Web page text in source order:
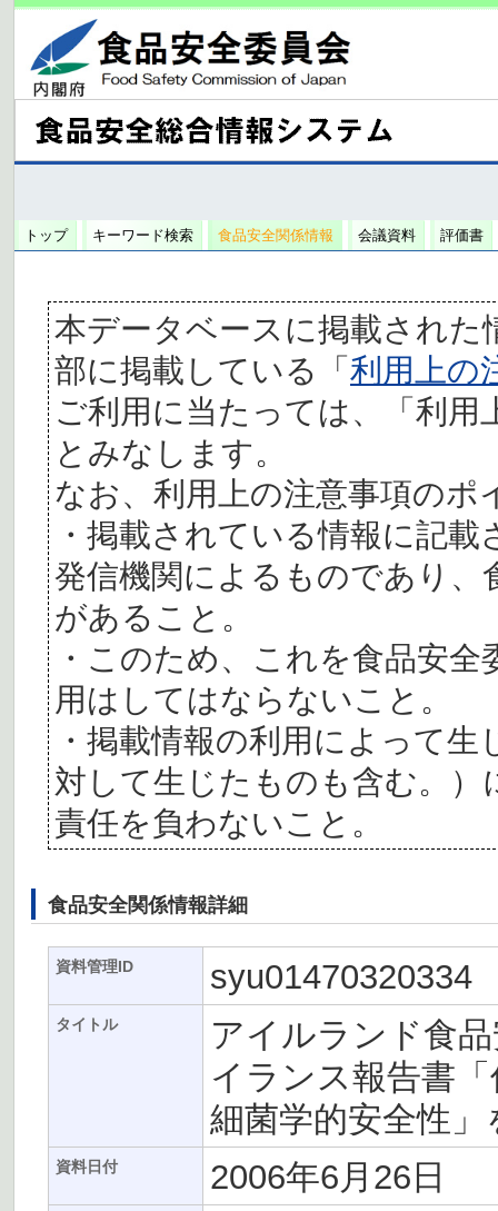
トップ キーワード検索 食品安全関係情報 会議資料 評価書
本データベースに掲載された
部に掲載している「利用上の
ご利用に当たっては、「利
とみなします。
なお、利用上の注意事項の
・掲載されている情報に記
発信機関によるものであり、
があること。
・このため、これを食品安
用はしてはならないこと。
・掲載情報の利用によって
対して生じたものも含む。
責任を負わないこと。
食品安全関係情報詳細
資料管理ID syu01470320334
タイトル
アイルランド食
イランス報告書
細菌学的安全性」
資料日付 2006年6月26日